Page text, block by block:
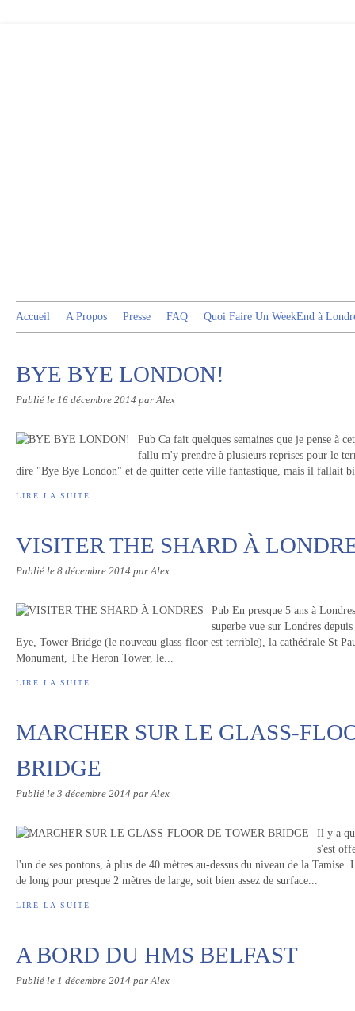
Accueil A Propos Presse FAQ Quoi Faire Un WeekEnd à
BYE BYE LONDON!
Publié le 16 décembre 2014 par Alex
Pub Ca fait quelques semaines que je pense à
fallu m'y prendre à plusieurs reprises pour le
dire "Bye Bye London" et de quitter cette ville fantastique, mais il fallait
LIRE LA SUITE
VISITER THE SHARD À
Publié le 8 décembre 2014 par Alex
Pub En presque 5 ans à
superbe vue sur Londres
Eye, Tower Bridge (le nouveau glass-floor est terrible), la cathédrale St
Monument, The Heron Tower, le...
LIRE LA SUITE
MARCHER SUR LE GLASS-
BRIDGE
Publié le 3 décembre 2014 par Alex
Il y a
s'est
l'un de ses pontons, à plus de 40 mètres au-dessus du niveau de la Tamise.
de long pour presque 2 mètres de large, soit bien assez de surface...
LIRE LA SUITE
A BORD DU HMS BELFAST
Publié le 1 décembre 2014 par Alex